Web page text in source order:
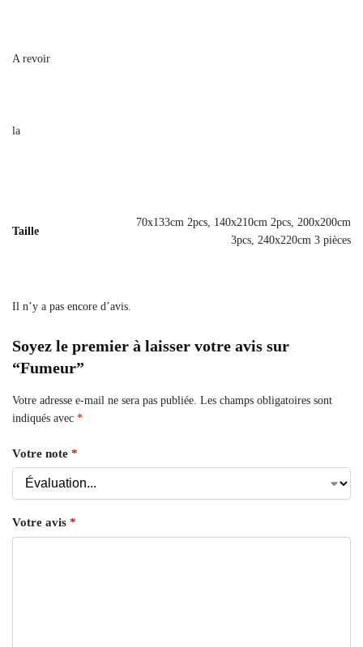
A revoir
la
Taille
70x133cm 2pcs, 140x210cm 2pcs, 200x200cm
3pcs, 240x220cm 3 pièces
Il n’y a pas encore d’avis.
Soyez le premier à laisser votre avis sur
“Fumeur”
Votre adresse e-mail ne sera pas publiée. Les champs obligatoires sont
indiqués avec *
Votre note *
Votre avis *